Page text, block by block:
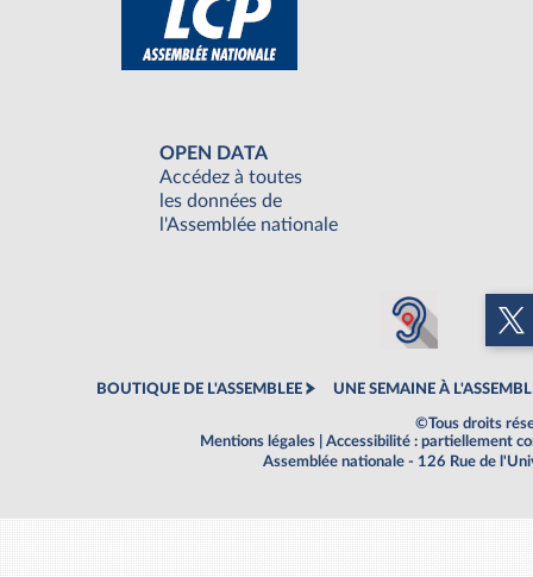
OPEN DATA
Accédez à toutes
les données de
l'Assemblée nationale
BOUTIQUE DE L'ASSEMBLEE UNE SEMAINE À
©Tous droits
Mentions légales
Accessibilité : partiellement
Assemblée nationale - 126 Rue de